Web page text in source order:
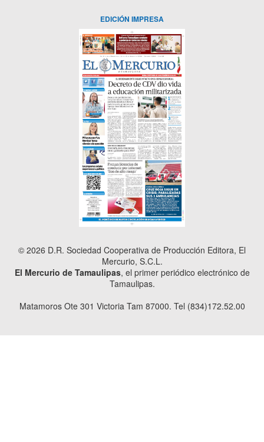
EDICIÓN IMPRESA
© 2026 D.R. Sociedad Cooperativa de Producción Editora, El
Mercurio, S.C.L.
El Mercurio de Tamaulipas, el primer periódico electrónico de
Tamaulipas.
Matamoros Ote 301 Victoria Tam 87000. Tel (834)172.52.00